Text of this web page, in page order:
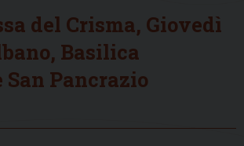
del Crisma, Giovedì
Basilica
Pancrazio